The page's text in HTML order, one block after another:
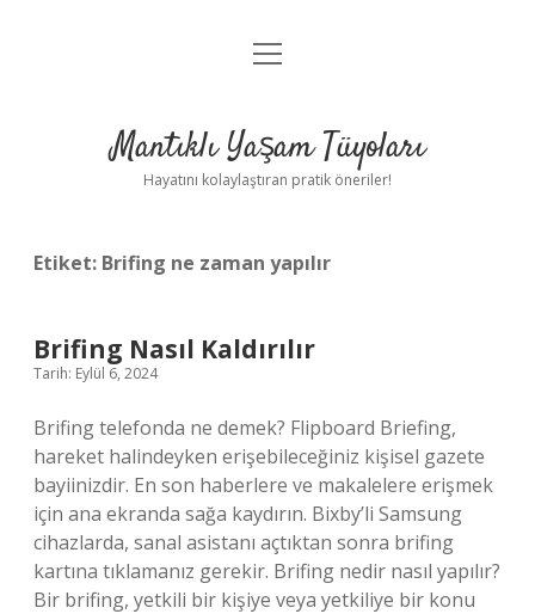
Anasayfa
Yasal Uyarı
menüyü
Mantıklı Yaşam Tüyoları
Hayatını kolaylaştıran pratik öneriler!
Etiket: Brifing ne zaman yapılır
Brifing Nasıl Kaldırılır
Tarih: Eylül 6, 2024
Brifing telefonda ne demek? Flipboard Briefing,
hareket halindeyken erişebileceğiniz kişisel gazete
bayiinizdir. En son haberlere ve makalelere erişmek
için ana ekranda sağa kaydırın. Bixby’li Samsung
cihazlarda, sanal asistanı açtıktan sonra brifing
kartına tıklamanız gerekir. Brifing nedir nasıl yapılır?
Bir brifing, yetkili bir kişiye veya yetkiliye bir konu